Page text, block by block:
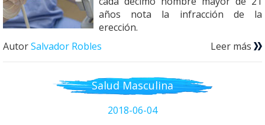
años nota la infracción de la
erección.
AutorSalvador Robles Leer más
Salud Masculina
2018-06-04